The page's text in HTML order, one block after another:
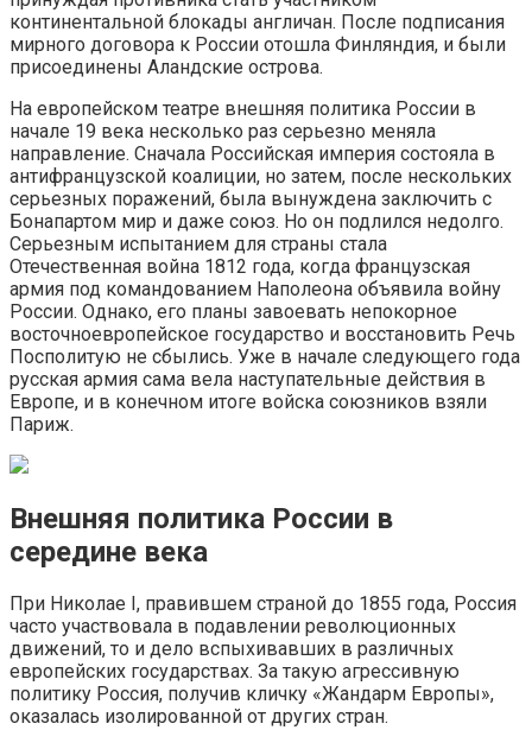
континентальной блокады англичан. После подписания
мирного договора к России отошла Финляндия, и были
присоединены Аландские острова.
На европейском театре внешняя политика России в
начале 19 века несколько раз серьезно меняла
направление. Сначала Российская империя состояла в
антифранцузской коалиции, но затем, после нескольких
серьезных поражений, была вынуждена заключить с
Бонапартом мир и даже союз. Но он подлился недолго.
Серьезным испытанием для страны стала
Отечественная война 1812 года, когда французская
армия под командованием Наполеона объявила войну
России. Однако, его планы завоевать непокорное
восточноевропейское государство и восстановить Речь
Посполитую не сбылись. Уже в начале следующего года
русская армия сама вела наступательные действия в
Европе, и в конечном итоге войска союзников взяли
Париж.
Внешняя политика России в
середине века
При Николае I, правившем страной до 1855 года, Россия
часто участвовала в подавлении революционных
движений, то и дело вспыхивавших в различных
европейских государствах. За такую агрессивную
политику Россия, получив кличку «Жандарм Европы»,
оказалась изолированной от других стран.